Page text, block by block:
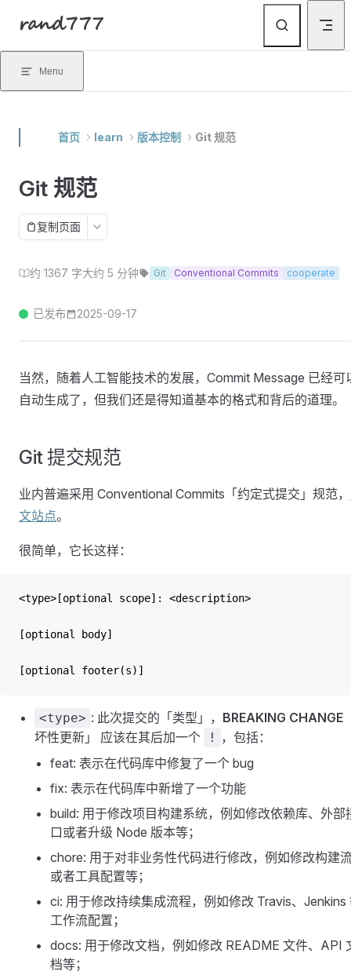
Skip to content
rand777
Menu
首页 learn 版本控制 Git 规范
Git 规范
复制页面
约 1367 字大约 5 分钟 Git Conventional Commits cooperate
已发布 2025-09-17
当然，随着人工智能技术的发展，Commit Message 已经可
自动生成了，但我们还是得知道基本的格式和背后的道理。
Git 提交规范
业内普遍采用 Conventional Commits「约定式提交」规范，
文站点。
很简单，它长这样：
<type>[optional scope]: <description>
[optional body]
[optional footer(s)]
<type> : 此次提交的「类型」， BREAKING CHANGE
坏性更新」 应该在其后加一个
!
，包括：
feat: 表示在代码库中修复了一个 bug
fix: 表示在代码库中新增了一个功能
build: 用于修改项目构建系统，例如修改依赖库、外部
口或者升级 Node 版本等；
chore: 用于对非业务性代码进行修改，例如修改构建
或者工具配置等；
ci: 用于修改持续集成流程，例如修改 Travis、Jenkins
工作流配置；
docs: 用于修改文档，例如修改 README 文件、API
档等；